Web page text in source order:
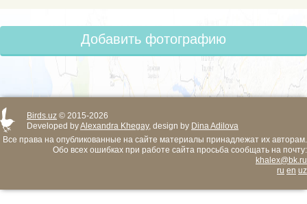
Добавить фотографию
Birds.uz © 2015-2026
Developed byAlexandra Khegay, design by Dina Adilova
Все права на опубликованные на сайте материалы принадлежат их авторам.
Обо всех ошибках при работе сайта просьба сообщать на почту:
khalex@bk.ru
ru en uz